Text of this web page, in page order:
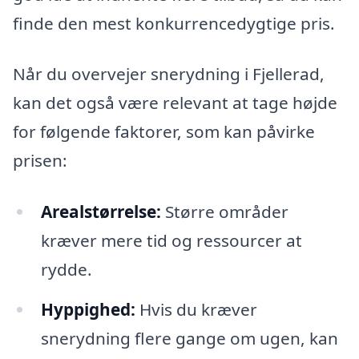
finde den mest konkurrencedygtige pris.
Når du overvejer snerydning i Fjellerad,
kan det også være relevant at tage højde
for følgende faktorer, som kan påvirke
prisen:
Arealstørrelse: Større områder
kræver mere tid og ressourcer at
rydde.
Hyppighed: Hvis du kræver
snerydning flere gange om ugen, kan